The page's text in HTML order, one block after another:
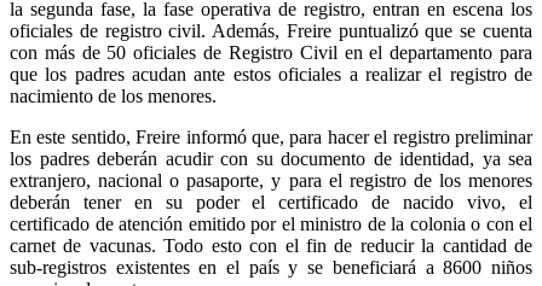
la segunda fase, la fase operativa de registro, entran en escena los
oficiales de registro civil. Además, Freire puntualizó que se cuenta
con más de 50 oficiales de Registro Civil en el departamento para
que los padres acudan ante estos oficiales a realizar el registro de
nacimiento de los menores.
En este sentido, Freire informó que, para hacer el registro preliminar
los padres deberán acudir con su documento de identidad, ya sea
extranjero, nacional o pasaporte, y para el registro de los menores
deberán tener en su poder el certificado de nacido vivo, el
certificado de atención emitido por el ministro de la colonia o con el
carnet de vacunas. Todo esto con el fin de reducir la cantidad de
sub-registros existentes en el país y se beneficiará a 8600 niños